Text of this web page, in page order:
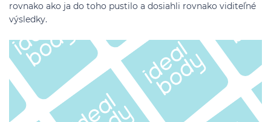
rovnako ako ja do toho pustilo a dosiahli rovnako viditeľné
výsledky.